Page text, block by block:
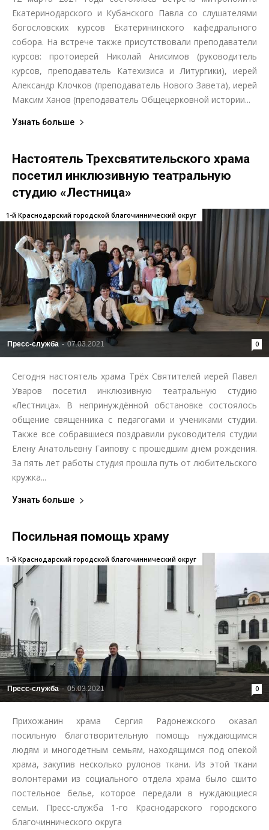
Екатеринодарского и Кубанского Павла со слушателями
богословских курсов Екатерининского кафедрального
собора. На встрече также присутствовали преподаватели
курсов: протоиерей Николай Анисимов (руководитель
курсов, преподаватель Катехизиса и Литургики), иерей
Александр Клочков (преподаватель Нового Завета), иерей
Максим Ханов (преподаватель Общецерковной истории...
Узнать больше
Настоятель Трехсвятительского храма
посетил инклюзивную театральную
студию «Лестница»
Пресс-служба - 07.03.2021 0
1-й Краснодарский городской благочиннический округ
Сегодня настоятель храма Трёх Святителей иерей Павел
Уваров посетил инклюзивную театральную студию
«Лестница». В непринуждённой обстановке состоялось
общение священника с педагогами и учениками студии.
Также все собравшиеся поздравили руководителя студии
Елену Анатольевну Гаипову с прошедшим днём рождения.
За пять лет работы студия прошла путь от любительского
кружка...
Узнать больше
Посильная помощь храму
Пресс-служба - 05.03.2021 0
1-й Краснодарский городской благочиннический округ
Прихожанин храма Сергия Радонежского оказал
посильную благотворительную помощь нуждающимся
людям и многодетным семьям, находящимся под опекой
храма, закупив несколько рулонов ткани. Из этой ткани
волонтерами из социального отдела храма было сшито
постельное белье, которое передали в нуждающиеся
семьи. Пресс-служба 1-го Краснодарского городского
благочиннического округа